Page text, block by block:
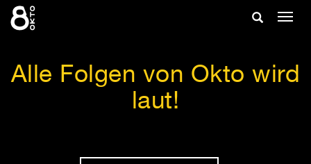
Zum
Inhalt
Suche
Alle Folgen von Okto wird
laut!